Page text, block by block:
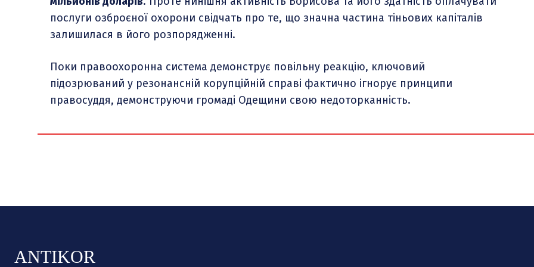
послуги озброєної охорони свідчать про те, що значна частина тіньових капіталів
залишилася в його розпорядженні.
Поки правоохоронна система демонструє повільну реакцію, ключовий
підозрюваний у резонансній корупційній справі фактично ігнорує принципи
правосуддя, демонструючи громаді Одещини свою недоторканність.
ANTIKOR